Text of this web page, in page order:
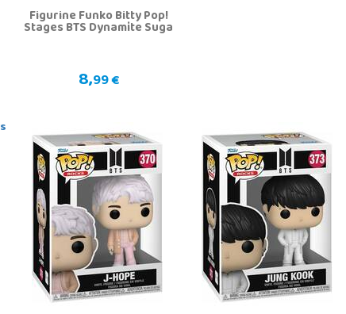
Figurine Funko Bitty Pop!
Stages BTS Dynamite Suga
8,99 €